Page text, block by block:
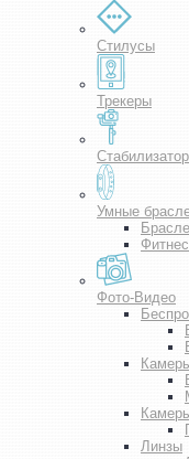
Стилусы
Трекеры
Умные
Фото-Видео
Линзы